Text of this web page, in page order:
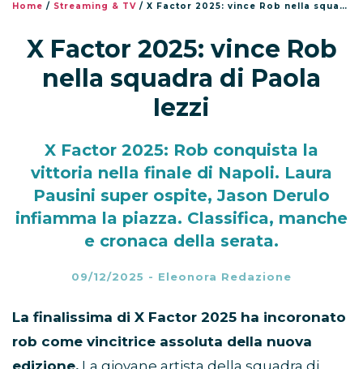
Home / Streaming & TV / X Factor 2025: vince Rob nella squadra di Paola Iezzi
X Factor 2025: vince Rob
nella squadra di Paola
Iezzi
X Factor 2025: Rob conquista la
vittoria nella finale di Napoli. Laura
Pausini super ospite, Jason Derulo
infiamma la piazza. Classifica, manche
e cronaca della serata.
09/12/2025 - Eleonora Redazione
La finalissima di X Factor 2025 ha incoronato
rob come vincitrice assoluta della nuova